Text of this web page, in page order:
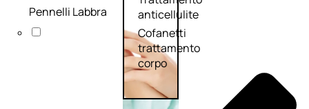
anticellulite
Cofanetti
trattamento
corpo
Pennelli Labbra